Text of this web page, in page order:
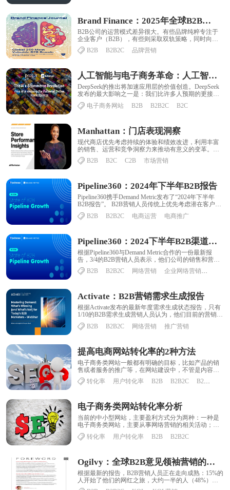
Brand Finance：2025年全球B2B品牌250强
B2B公司的运营模式差异很大。有些品牌纯粹专注于
企业客户（B2B），有些则采取双轨策略，同时向消
费者和企业提供产品和服务，许多品牌参与政府采......
B2B B2B2C 品牌营销
人工智能与电子商务革命：人工智能如何塑造在线市场的未来
DeepSeek的推出将加速应用层的价值创造。DeepSeek
发布的最大影响之一是：我们比许多人预期的更接近
应用程序与基础设施之间的价值累积......
电子商务网站 B2B B2B2C B2C
Manhattan：门店表现洞察
现代商店优先考虑持续的体验和绩效改进，利用丰富
的销售、运营和竞争洞察力来推动有意义的变革。是
什么构成了现代商店？如今，店内零售已经不仅仅是
销......B2B B2C C2B 市场营销
Pipeline360：2024年下半年B2B报告
Pipeline360携手Demand Metric发布了“2024年下半年
B2B报告”。 B2B营销人员传统上优先考虑潜在客户的
质量而不是......
B2B B2B2C 电商运营 电商推广
Pipeline360：2024下半年B2B渠道增长报告
根据Pipeline360与Demand Metric合作的一份最新报
告，3/4的B2B营销人员表示，他们公司的销售和营销
团队要么完全（34......
B2B B2B2C 网络营销 企业网络营销
Activate：B2B营销需求生成报告
根据Activate发布的最新年度需求生成状态报告，只有
1/10的B2B需求生成营销人员认为，他们目前的营销技
术堆栈在帮助他们实现目标方面“......
B2B B2B2C 网络营销 推广营销
提高电商网站转化率的2种方法
电子商务类网站一般都有明确的目标，比如产品的销
售或者服务的推广等，在网站建设中，不管是内容规
划、内部链接设计（包括导航等），还是符合用户浏
览......转化率 用户转化率 B2B B2B2C B2C
电子商务类网站转化率分析
​当前的中小型网站，主要盈利方式分为两种：一种是
电子商务类网站，主要从事网络营销的相关活动；另
一种是依靠广告联盟等广告相关方式产生收益的网
站......转化率 用户转化率 B2B B2B2C
Ogilvy：全球B2B意见领袖营销的兴起
根据最新的报告，B2B营销人员正在走向成熟：15%的
人开始了他们的网红之旅，大约一半的人（48%）已
经达到了中等阶段，近1/4的人（23%）......